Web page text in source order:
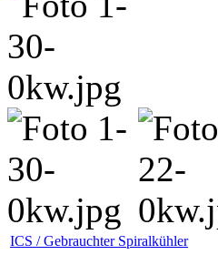
ICS / Gebrauchter Spiralkühler